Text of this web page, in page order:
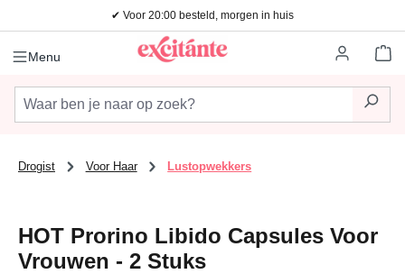
Ga naar de hoofdinhoud✔ Voor 20:00 besteld, morgen in huis
Menu
Drogist Voor Haar Lustopwekkers
HOT Prorino Libido Capsules Voor
Vrouwen - 2 Stuks